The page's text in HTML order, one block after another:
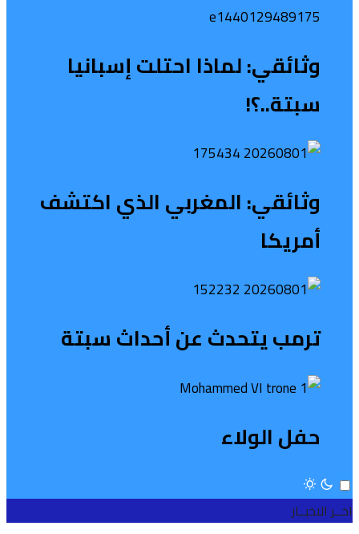
وثائقي: لماذا احتلت إسبانيا
سبتة..؟!
وثائقي: المغربي الذي اكتشف
أمريكا
ترمب يتحدث عن أحداث سبتة
حفل الولاء
اخــر الاخبــار